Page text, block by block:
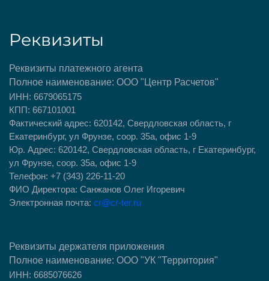
Реквизиты
Реквизиты платежного агента
Полное наименование: ООО " Центр Расчетов"
ИНН: 6679065175
КПП: 667101001
Фактический адрес: 620142, Свердловская область, г
Екатеринбург, ул Фрунзе, соор. 35а, офис 1-9
Юр. Адрес: 620142, Свердловская область, г Екатеринбург,
ул Фрунзе, соор. 35а, офис 1-9
Телефон: +7 (343) 226-11-20
ФИО Директора: Санжанов Олег Игоревич
Электронная почта: cr@cr-ter.ru
Реквизиты держателя приложения
Полное наименование: ООО "УК "Территория"
ИНН: 6685076626